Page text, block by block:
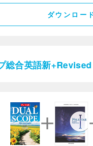
ダウンロー
総合英語新